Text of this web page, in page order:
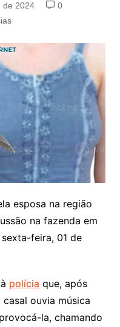
de 2024
0
esposa na região
na fazenda em
sexta-feira, 01 de
polícia que, após
ouvia música
la, chamando